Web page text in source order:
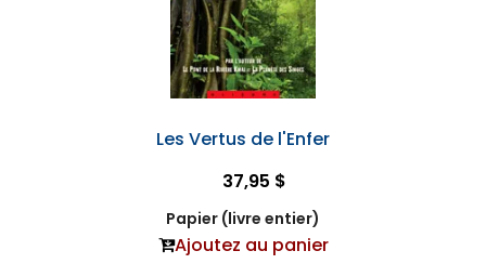
Les Vertus de l'Enfer
37,95 $
Papier (livre entier)
Ajoutez au panier